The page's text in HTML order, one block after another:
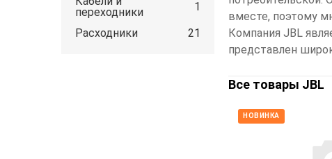
переходники
1
Расходники
21
вместе, поэтому
Компания JBL
представлен
Все товары JBL
НОВИНКА